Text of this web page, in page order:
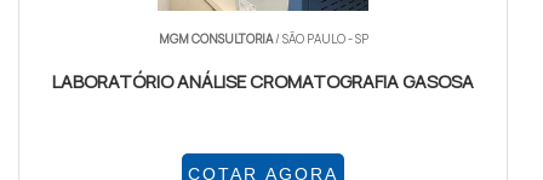
MGM CONSULTORIA/ SÃO PAULO - SP
LABORATÓRIO ANÁLISE CROMATOGRAFIA GASOSA
COTAR AGORA